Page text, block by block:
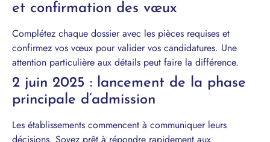
et confirmation des vœux
Complétez chaque dossier avec les pièces requises et
confirmez vos vœux pour valider vos candidatures. Une
attention particulière aux détails peut faire la différence.
2 juin 2025 : lancement de la phase
principale d’admission
Les établissements commencent à communiquer leurs
décisions. Soyez prêt à répondre rapidement aux